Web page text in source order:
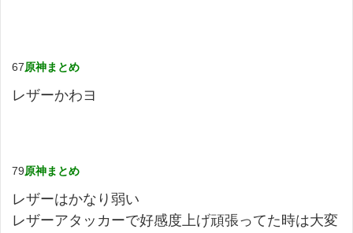
67原神まとめ
レザーかわヨ
79原神まとめ
レザーはかなり弱い
レザーアタッカーで好感度上げ頑張ってた時は大変